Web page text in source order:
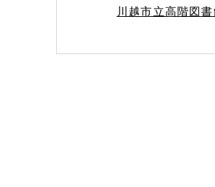
川越市立高階図